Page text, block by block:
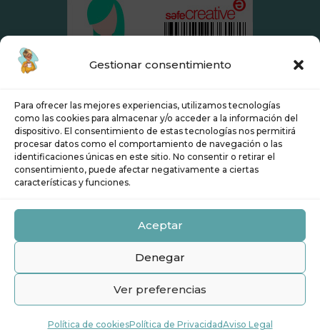
Gestionar consentimiento
Para ofrecer las mejores experiencias, utilizamos tecnologías
como las cookies para almacenar y/o acceder a la información del
dispositivo. El consentimiento de estas tecnologías nos permitirá
procesar datos como el comportamiento de navegación o las
identificaciones únicas en este sitio. No consentir o retirar el
consentimiento, puede afectar negativamente a ciertas
características y funciones.
Aceptar
Denegar
Ver preferencias
Política de cookiesPolítica de PrivacidadAviso Legal
Aviso Legal
Política de Privacidad
Condiciones de contratación
Política de cookies (UE)
Derecho de desistimiento
Procesos y sistemas. ©Copyright 2021.
por Gehisy Hernández con ❤️️ en Gijón.